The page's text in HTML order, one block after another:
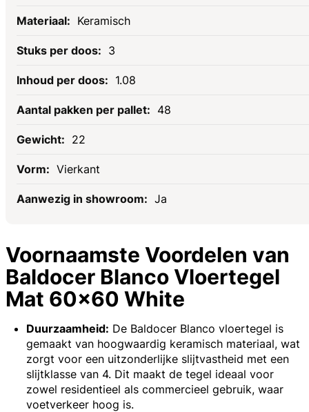
Keramisch
3
1.08
48
22
Vierkant
Ja
Voornaamste Voordelen van
Baldocer Blanco Vloertegel
Mat 60x60 White
Duurzaamheid: De Baldocer Blanco vloertegel is
gemaakt van hoogwaardig keramisch materiaal, wat
zorgt voor een uitzonderlijke slijtvastheid met een
slijtklasse van 4. Dit maakt de tegel ideaal voor
zowel residentieel als commercieel gebruik, waar
voetverkeer hoog is.